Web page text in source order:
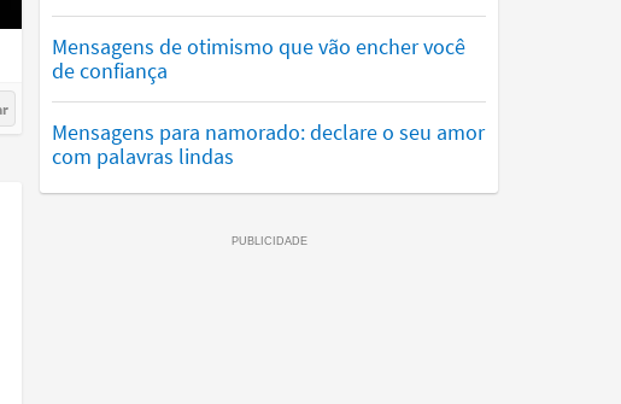
Mensagens de otimismo que vão encher você
de confiança
Mensagens para namorado: declare o seu amor
com palavras lindas